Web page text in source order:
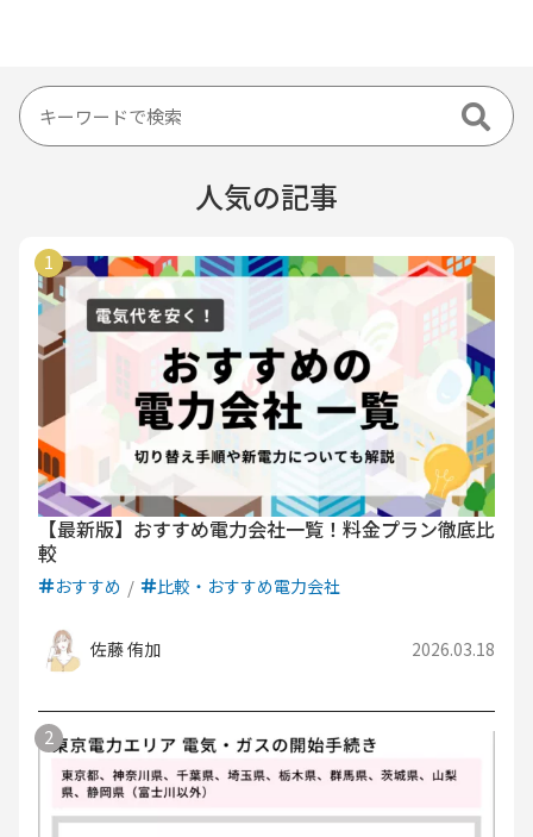
人気の記事
【最新版】おすすめ電力会社一覧！料金プラン徹底比
較
おすすめ 比較・おすすめ電力会社
佐藤 侑加 2026.03.18